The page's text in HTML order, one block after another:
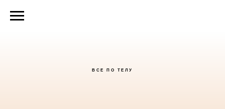
ВСЕ ПО ТЕЛУ